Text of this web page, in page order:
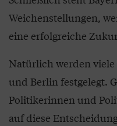
Weichenstellungen,
eine erfolgreiche
Natürlich werden
und Berlin festgelegt.
Politikerinnen und
auf diese